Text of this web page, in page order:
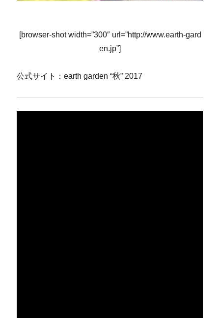
[browser-shot width=”300″ url=”http://www.earth-gard
en.jp”]
公式サイト：earth garden “秋” 2017